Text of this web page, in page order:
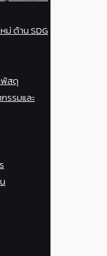
ม่ ด้าน SDG
พัสดุ
รรมและ